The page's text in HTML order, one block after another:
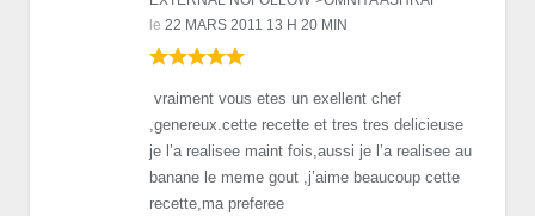
le 22 MARS 2011 13 H 20 MIN
vraiment vous etes un exellent chef
,genereux.cette recette et tres tres delicieuse
je l’a realisee maint fois,aussi je l’a realisee au
banane le meme gout ,j’aime beaucoup cette
recette,ma preferee